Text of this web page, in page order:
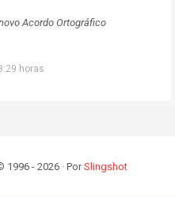
Acordo Ortográfico
horas
- 2026 · PorSlingshot